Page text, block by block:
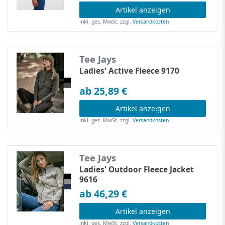
Artikel anzeigen
inkl. ges. MwSt. zzgl.Versandkosten
Tee Jays
Ladies' Active Fleece 9170
ab 25,89 €
Artikel anzeigen
inkl. ges. MwSt. zzgl.Versandkosten
Tee Jays
Ladies' Outdoor Fleece Jacket
9616
ab 46,29 €
Artikel anzeigen
inkl. ges. MwSt. zzgl.Versandkosten